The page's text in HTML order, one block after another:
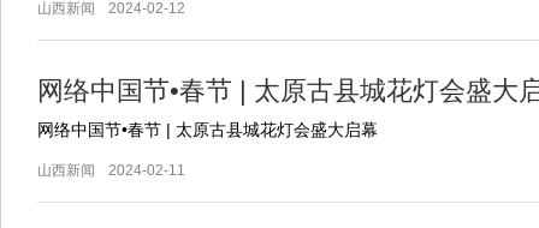
山西新闻 2024-02-12
网络中国节•春节 | 太原古县城花灯会盛大
网络中国节•春节 | 太原古县城花灯会盛大启幕
山西新闻 2024-02-11